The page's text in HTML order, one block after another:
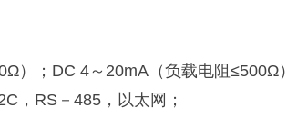
） ； DC 4～20mA（负载电阻≤500Ω）
， RS－485， 以太网；